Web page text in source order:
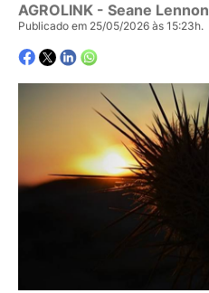
AGROLINK - Seane Lennon
Publicado em 25/05/2026 às 15:23h.